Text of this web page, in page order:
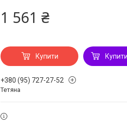
1 561 ₴
Купити
+380 (95) 727-27-52
Тетяна